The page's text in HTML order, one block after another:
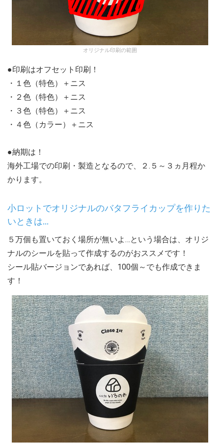
オリジナル印刷の範囲
●印刷はオフセット印刷！
・１色（特色）＋ニス
・２色（特色）＋ニス
・３色（特色）＋ニス
・４色（カラー）＋ニス
●納期は！
海外工場での印刷・製造となるので、２.５～３ヵ月程か
かります。
小ロットでオリジナルのバタフライカップを作りた
いときは…
５万個も置いておく場所が無いよ…という場合は、オリジ
ナルのシールを貼って作成するのがおススメです！
シール貼バージョンであれば、100個～でも作成できま
す！